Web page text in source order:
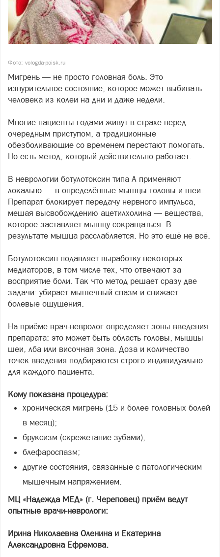
Фото: vologda-poisk.ru
Мигрень — не просто головная боль. Это
изнурительное состояние, которое может выбивать
человека из колеи на дни и даже недели.
Многие пациенты годами живут в страхе перед
очередным приступом, а традиционные
обезболивающие со временем перестают помогать.
Но есть метод, который действительно работает.
В неврологии ботулотоксин типа А применяют
локально — в определённые мышцы головы и шеи.
Препарат блокирует передачу нервного импульса,
мешая высвобождению ацетилхолина — вещества,
которое заставляет мышцу сокращаться. В
результате мышца расслабляется. Но это ещё не всё.
Ботулотоксин подавляет выработку некоторых
медиаторов, в том числе тех, что отвечают за
восприятие боли. Так что метод решает сразу две
задачи: убирает мышечный спазм и снижает
болевые ощущения.
На приёме врач-невролог определяет зоны введения
препарата: это может быть область головы, мышцы
шеи, лба или височная зона. Доза и количество
точек введения подбираются строго индивидуально
для каждого пациента.
Кому показана процедура:
хроническая мигрень (15 и более головных болей
в месяц);
бруксизм (скрежетание зубами);
блефароспазм;
другие состояния, связанные с патологическим
мышечным напряжением.
МЦ «Надежда МЕД» (г. Череповец) приём ведут
опытные врачи-неврологи:
Ирина Николаевна Оленина и Екатерина
Александровна Ефремова.